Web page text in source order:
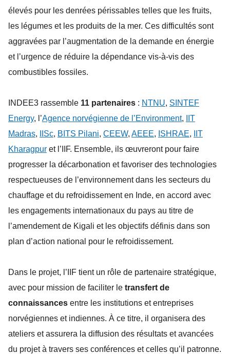
élevés pour les denrées périssables telles que les fruits,
les légumes et les produits de la mer. Ces difficultés sont
aggravées par l’augmentation de la demande en énergie
et l’urgence de réduire la dépendance vis-à-vis des
combustibles fossiles.
INDEE3 rassemble 11 partenaires : NTNU, SINTEF
Energy, l’Agence norvégienne de l’Environment,
IIT
Madras, IISc, BITS Pilani, CEEW, AEEE, ISHRAE,
IIT
Kharagpur et l’IIF. Ensemble, ils œuvreront pour faire
progresser la décarbonation et favoriser des technologies
respectueuses de l’environnement dans les secteurs du
chauffage et du refroidissement en Inde, en accord avec
les engagements internationaux du pays au titre de
l’amendement de Kigali et les objectifs définis dans son
plan d’action national pour le refroidissement.
Dans le projet, l’IIF tient un rôle de partenaire stratégique,
avec pour mission de faciliter le transfert de
connaissances entre les institutions et entreprises
norvégiennes et indiennes. À ce titre, il organisera des
ateliers et assurera la diffusion des résultats et avancées
du projet à travers ses conférences et celles qu’il patronne.